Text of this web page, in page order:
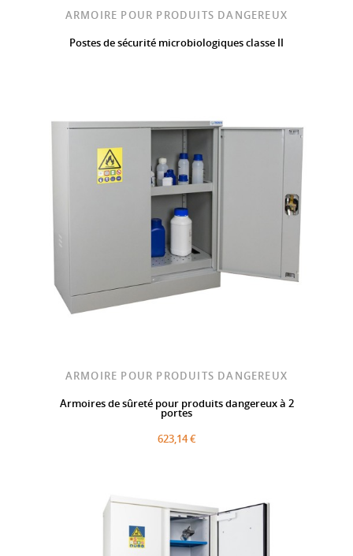
ARMOIRE POUR PRODUITS DANGEREUX
Postes de sécurité microbiologiques classe II
ARMOIRE POUR PRODUITS DANGEREUX
Armoires de sûreté pour produits dangereux à 2
portes
623,14 €